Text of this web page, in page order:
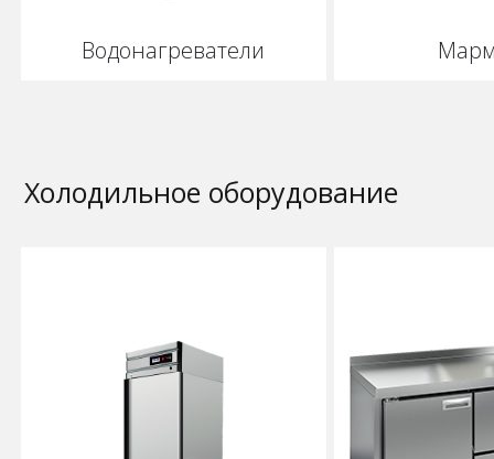
Водонагреватели
Холодильное оборудование